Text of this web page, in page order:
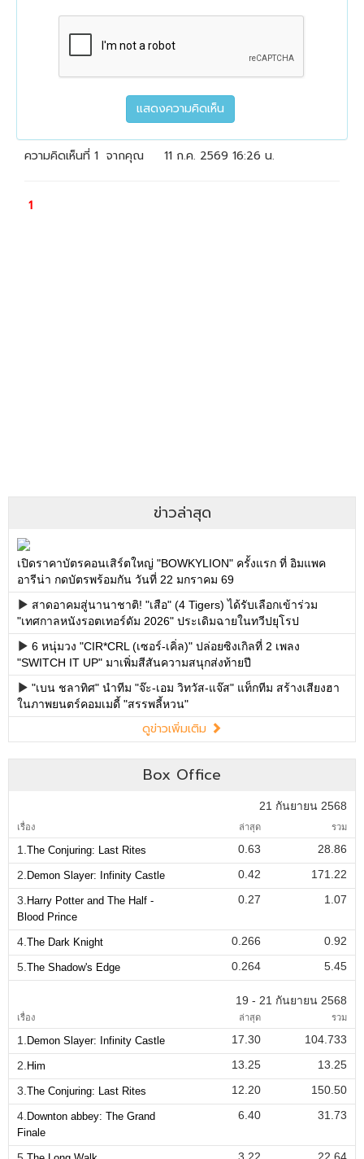
ข่าวล่าสุด
เปิดราคาบัตรคอนเสิร์ตใหญ่ "BOWKYLION" ครั้งแรก ที่ อิมแพค
อารีน่า กดบัตรพร้อมกัน วันที่ 22 มกราคม 69
สาดอาคมสู่นานาชาติ! "เสือ" (4 Tigers) ได้รับเลือกเข้าร่วม
"เทศกาลหนังรอตเทอร์ดัม 2026" ประเดิมฉายในทวีปยุโรป
6 หนุ่มวง "CIR*CRL (เซอร์-เคิ่ล)" ปล่อยซิงเกิลที่ 2 เพลง
"SWITCH IT UP" มาเพิ่มสีสันความสนุกส่งท้ายปี
"เบน ชลาทิศ" นำทีม "จ๊ะ-เอม วิทวัส-แจ๊ส" แท็กทีม สร้างเสียงฮา
ในภาพยนตร์คอมเมดี้ "สรรพลี้หวน"
ดูข่าวเพิ่มเติม
Box Office
21 กันยายน 2568
เรื่อง ล่าสุด รวม
1. The Conjuring: Last Rites 0.63
28.86
2. Demon Slayer: Infinity Castle 0.42
171.22
3. Harry Potter and The Half -
Blood Prince
0.27 1.07
4. The Dark Knight 0.266
0.92
5. The Shadow's Edge 0.264 5.45
19 - 21 กันยายน 2568
เรื่อง ล่าสุด รวม
1. Demon Slayer: Infinity Castle 17.30
104.733
2. Him 13.25
13.25
3. The Conjuring: Last Rites 12.20
150.50
4. Downton abbey: The Grand
Finale
6.40 31.73
3.22 22.64